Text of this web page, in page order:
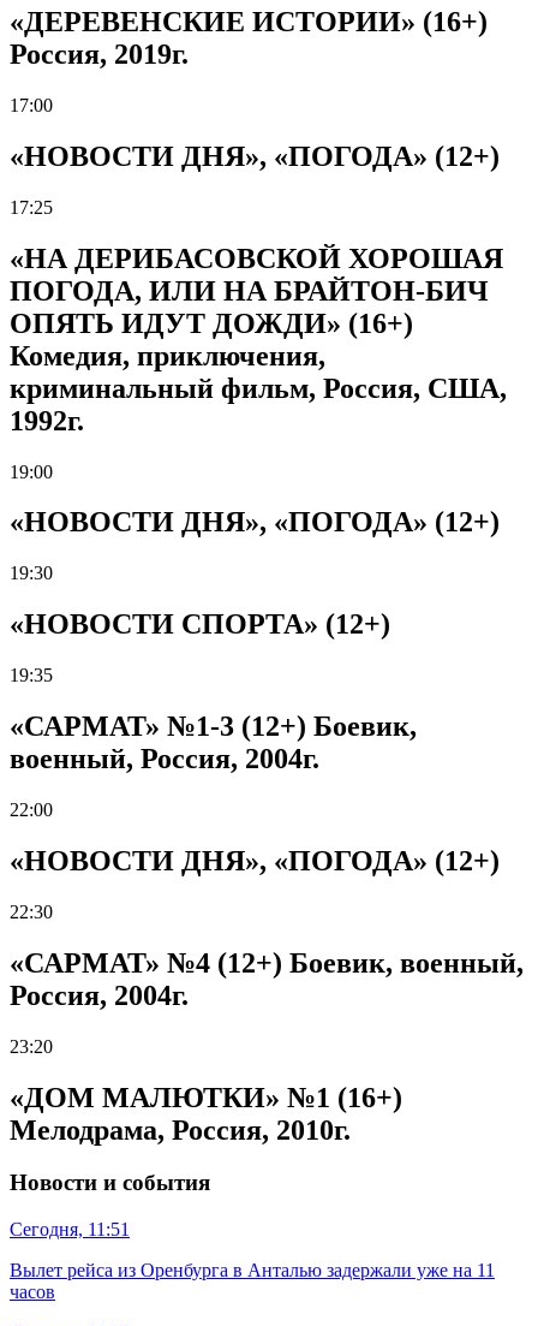
«ДЕРЕВЕНСКИЕ ИСТОРИИ» (16+)
Россия, 2019г.
17:00
«НОВОСТИ ДНЯ», «ПОГОДА» (12+)
17:25
«НА ДЕРИБАСОВСКОЙ ХОРОШАЯ
ПОГОДА, ИЛИ НА БРАЙТОН-БИЧ
ОПЯТЬ ИДУТ ДОЖДИ» (16+)
Комедия, приключения,
криминальный фильм, Россия, США,
1992г.
19:00
«НОВОСТИ ДНЯ», «ПОГОДА» (12+)
19:30
«НОВОСТИ СПОРТА» (12+)
19:35
«САРМАТ» №1-3 (12+) Боевик,
военный, Россия, 2004г.
22:00
«НОВОСТИ ДНЯ», «ПОГОДА» (12+)
22:30
«САРМАТ» №4 (12+) Боевик, военный,
Россия, 2004г.
23:20
«ДОМ МАЛЮТКИ» №1 (16+)
Мелодрама, Россия, 2010г.
Новости и события
Сегодня, 11:51
Вылет рейса из Оренбурга в Анталью задержали уже на 11
часов